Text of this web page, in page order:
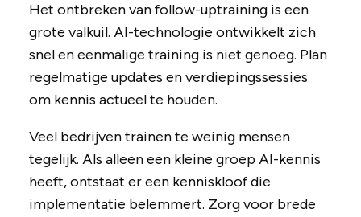
Het ontbreken van follow-uptraining is een
grote valkuil. AI-technologie ontwikkelt zich
snel en eenmalige training is niet genoeg. Plan
regelmatige updates en verdiepingssessies
om kennis actueel te houden.
Veel bedrijven trainen te weinig mensen
tegelijk. Als alleen een kleine groep AI-kennis
heeft, ontstaat er een kenniskloof die
implementatie belemmert. Zorg voor brede